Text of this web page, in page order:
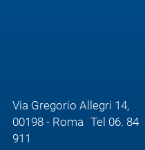
Via Gregorio Allegri 14,
00198 - Roma Tel 06. 84
911